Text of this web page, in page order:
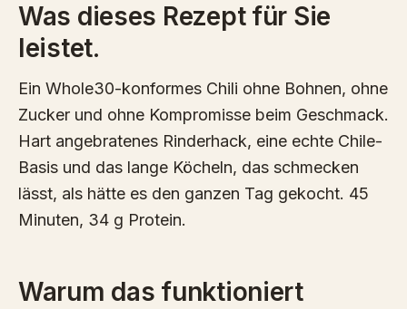
Was dieses Rezept für Sie
leistet.
Ein Whole30-konformes Chili ohne Bohnen, ohne
Zucker und ohne Kompromisse beim Geschmack.
Hart angebratenes Rinderhack, eine echte Chile-
Basis und das lange Köcheln, das schmecken
lässt, als hätte es den ganzen Tag gekocht. 45
Minuten, 34 g Protein.
Warum das funktioniert